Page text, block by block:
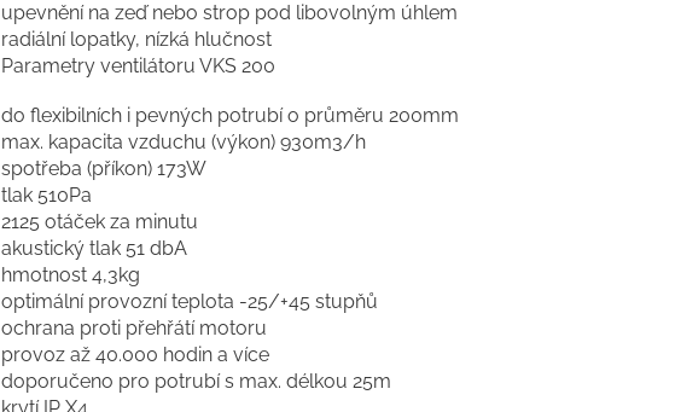
upevnění na zeď nebo strop pod libovolným úhlem
radiální lopatky, nízká hlučnost
Parametry ventilátoru VKS 200
do flexibilních i pevných potrubí o průměru 200mm
max. kapacita vzduchu (výkon) 930m3/h
spotřeba (příkon) 173W
tlak 510Pa
2125 otáček za minutu
akustický tlak 51 dbA
hmotnost 4,3kg
optimální provozní teplota -25/+45 stupňů
ochrana proti přehřátí motoru
provoz až 40.000 hodin a více
doporučeno pro potrubí s max. délkou 25m